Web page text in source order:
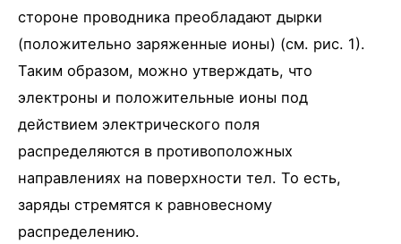
стороне проводника преобладают дырки
(положительно заряженные ионы) (см. рис. 1).
Таким образом, можно утверждать, что
электроны и положительные ионы под
действием электрического поля
распределяются в противоположных
направлениях на поверхности тел. То есть,
заряды стремятся к равновесному
распределению.